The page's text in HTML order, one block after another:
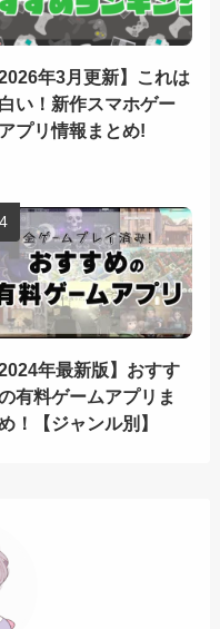
2026年3月更新】これは
い！新作スマホゲー
プリ情報まとめ!
2024年最新版】おすす
有料ゲームアプリま
！【ジャンル別】